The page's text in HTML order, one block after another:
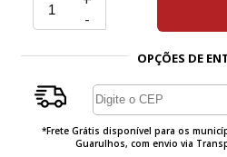
-
OPÇÕES DE
*Frete Grátis disponível para os
Guarulhos, com envio via